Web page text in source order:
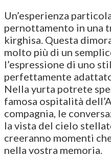
Un’esperienza
pernottamento in una
kirghisa. Questa
molto più di un
l’espressione di uno
perfettamente
Nella yurta potrete
famosa ospitalità
compagnia, le
la vista del cielo
creeranno momenti
nella vostra memoria.